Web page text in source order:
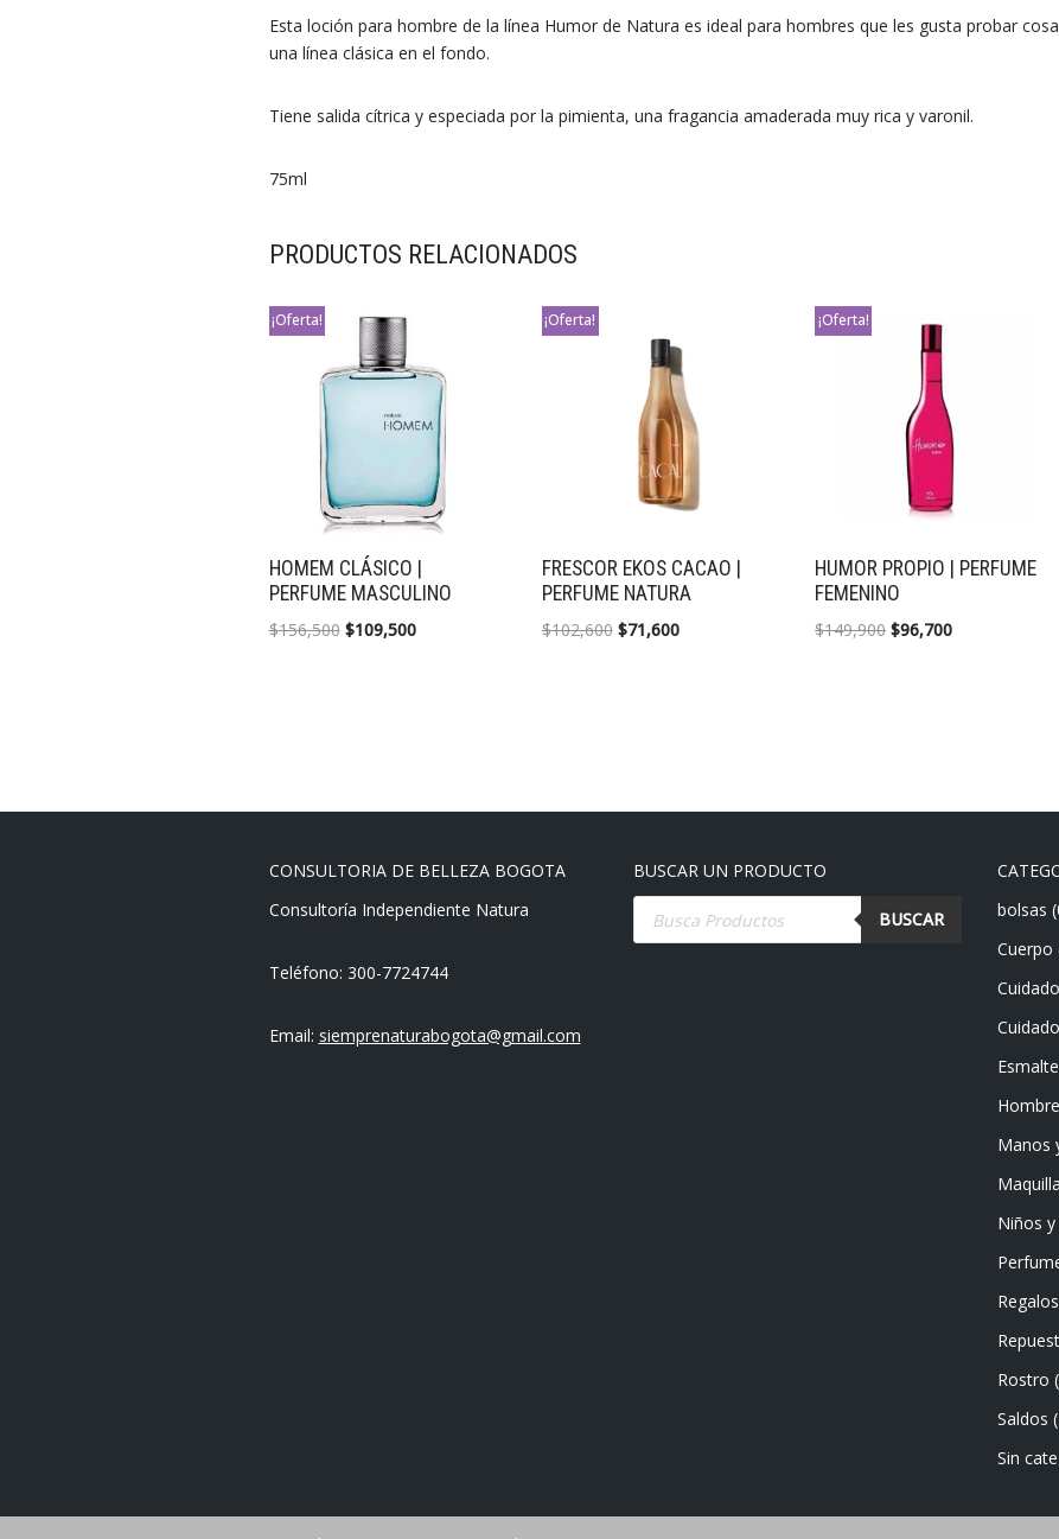
Esta loción para hombre de la línea Humor de Natura es ideal para hombres que les gusta probar
una línea clásica en el fondo.
Tiene salida cítrica y especiada por la pimienta, una fragancia amaderada muy rica y varonil.
75ml
PRODUCTOS RELACIONADOS
¡Oferta!
HOMEM CLÁSICO |
PERFUME MASCULINO
$156,500 $109,500
¡Oferta!
FRESCOR EKOS CACAO |
PERFUME NATURA
$102,600 $71,600
¡Oferta!
HUMOR PROPIO | PERFUME
FEMENINO
$149,900 $96,700
CONSULTORIA DE BELLEZA BOGOTA
Consultoría Independiente Natura
Teléfono: 300-7724744
Email: siemprenaturabogota@gmail.com
BUSCAR UN PRODUCTO
BUSCAR
bolsas
Cuerpo
Manos
Niños
Regalos
Rostro
Saldos
Sin